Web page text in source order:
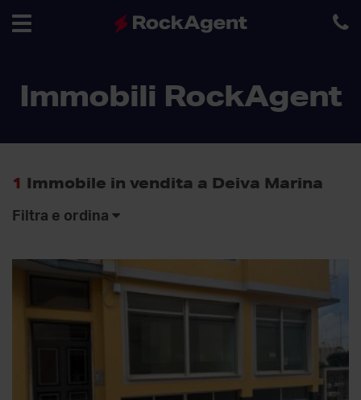
navigation
Immobili RockAgent
1 Immobile in vendita a Deiva Marina
Filtra e ordina